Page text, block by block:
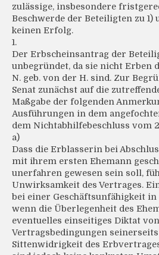
zulässige, insbesondere
Beschwerde der Beteiligten zu 1)
keinen Erfolg.
1.
Der Erbscheinsantrag der
unbegründet, da sie nicht Erben
N. geb. von der H. sind. Zur
Senat zunächst auf die
Maßgabe der folgenden
Ausführungen in dem
dem Nichtabhilfebeschluss vom
a)
Dass die Erblasserin bei
mit ihrem ersten Ehemann
unerfahren gewesen sein soll,
Unwirksamkeit des Vertrages.
bei einer Geschäftsunfähigkeit
wenn die Überlegenheit des
eventuelles einseitiges Diktat von
Vertragsbedingungen
Sittenwidrigkeit des